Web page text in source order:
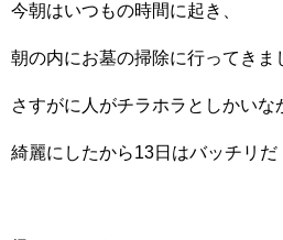
今朝はいつもの時間に起き、
朝の内にお墓の掃除に行ってきま
さすがに人がチラホラとしかいな
綺麗にしたから13日はバッチリだ